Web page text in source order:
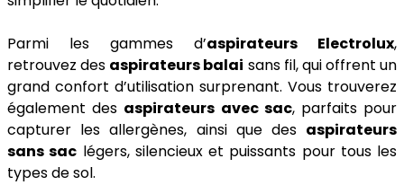
Parmi les gammes d’aspirateurs Electrolux,
retrouvez des aspirateurs balai sans fil, qui offrent un
grand confort d’utilisation surprenant. Vous trouverez
également des aspirateurs avec sac, parfaits pour
capturer les allergènes, ainsi que des aspirateurs
sans sac légers, silencieux et puissants pour tous les
types de sol.